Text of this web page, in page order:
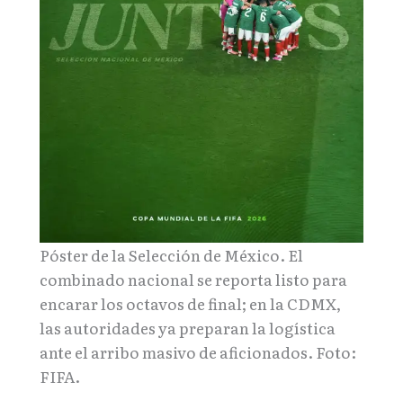
Póster de la Selección de México. El
combinado nacional se reporta listo para
encarar los octavos de final; en la CDMX,
las autoridades ya preparan la logística
ante el arribo masivo de aficionados. Foto:
FIFA.